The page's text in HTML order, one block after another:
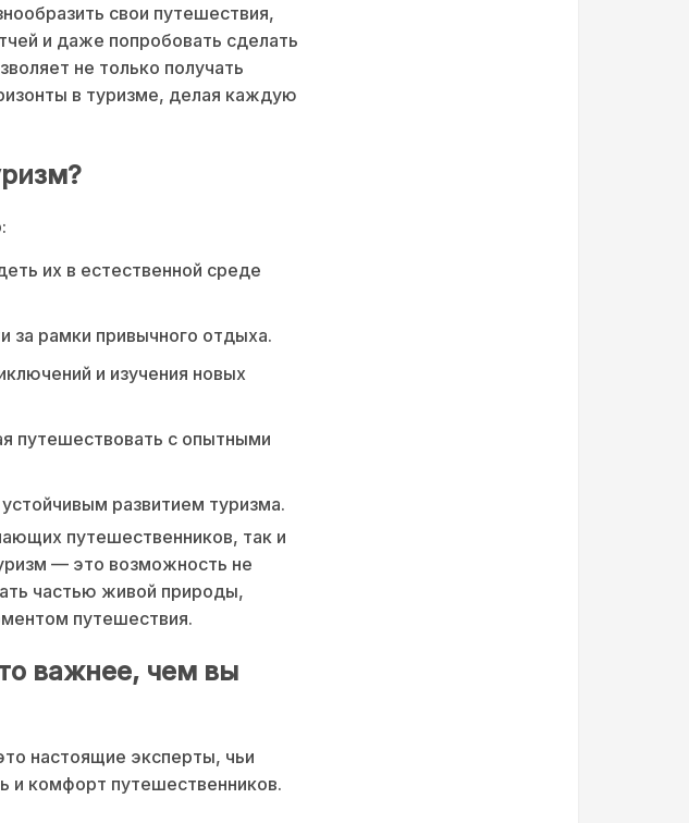
свои путешествия,
и даже попробовать сделать
не только получать
в туризме, делая каждую
их в естественной среде
за рамки привычного отдыха.
и изучения новых
путешествовать с опытными
развитием туризма.
путешественников, так и
— это возможность не
частью живой природы,
путешествия.
важнее, чем вы
настоящие эксперты, чьи
и комфорт путешественников.